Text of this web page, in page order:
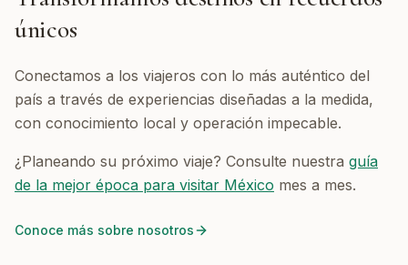
únicos
Conectamos a los viajeros con lo más auténtico del
país a través de experiencias diseñadas a la medida,
con conocimiento local y operación impecable.
¿Planeando su próximo viaje? Consulte nuestra guía
de la mejor época para visitar México mes a mes.
Conoce más sobre nosotros